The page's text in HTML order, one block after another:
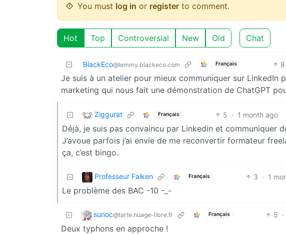
You must log in or register to comment.
Hot Top Controversial New Old Chat
BlackEco@lemmy.blackeco.com Français 8
Je suis à un atelier pour mieux communiquer sur LinkedIn
marketing qui nous fait une démonstration de ChatGPT
Ziggurat Français 5 · 1 month ago
Déjà, je suis pas convaincu par Linkedin et communiquer
J’avoue parfois j’ai envie de me reconvertir formateur
ça, c’est bingo.
Professeur Falken Français 3 · 1
Le problème des BAC -10 -_-
sunoc@tarte.nuage-libre.fr Français 5 ·
Deux typhons en approche !